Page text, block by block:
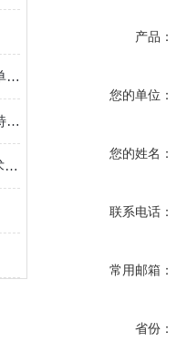
互感器伏安特性综合测试仪的简单介绍
变压器有载分接开关测试仪功能特性介绍
ET972红外测温仪产品介绍及技术参数
产品：
您的单位：
您的姓名：
联系电话：
常用邮箱：
省份：